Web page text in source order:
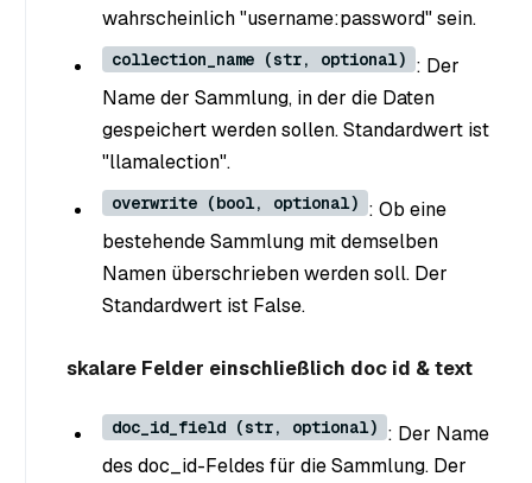
wahrscheinlich "username:password" sein.
collection_name (str, optional) : Der
Name der Sammlung, in der die Daten
gespeichert werden sollen. Standardwert ist
"llamalection".
overwrite (bool, optional) : Ob eine
bestehende Sammlung mit demselben
Namen überschrieben werden soll. Der
Standardwert ist False.
skalare Felder einschließlich doc id & text
doc_id_field (str, optional) : Der Name
des doc_id-Feldes für die Sammlung. Der